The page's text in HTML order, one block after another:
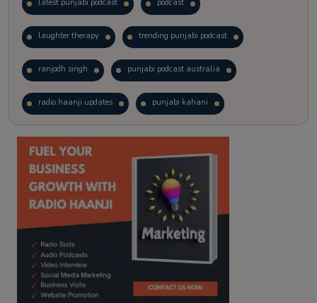
latest punjabi podcast podcast
laughter therapy trending punjabi podcast
ranjodh singh punjabi podcast australia
radio haanji updates punjabi kahani
kitaab kahani punjabi story